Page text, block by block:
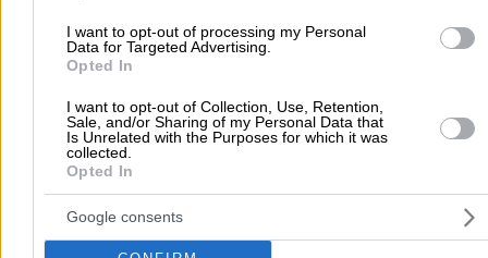
I want to opt-out of processing my Personal
Data for Targeted Advertising.
Opted In
I want to opt-out of Collection, Use, Retention,
Sale, and/or Sharing of my Personal Data that
Is Unrelated with the Purposes for which it was
collected.
Opted In
Google consents
Gastroenterologists > DIMOPOULOS KONSTANTINOS
Popular Searches
Moving Services Locksmiths
Nursery
Car Garages